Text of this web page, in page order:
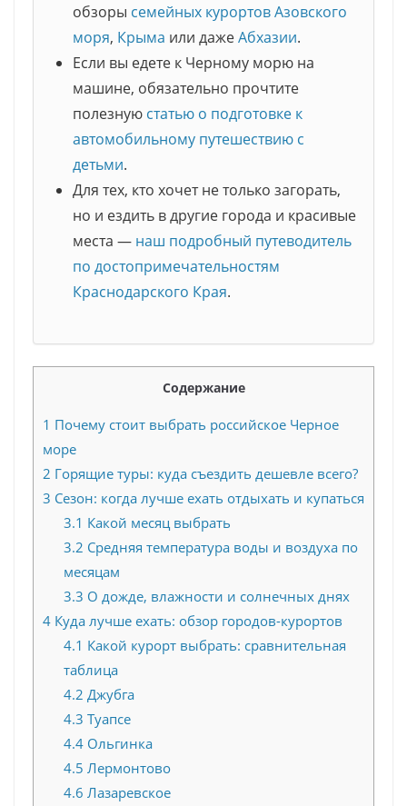
обзоры семейных курортов Азовского
моря, Крыма или дажеАбхазии.
Если вы едете к Черному морю на
машине, обязательно прочтите
полезную статью о подготовке к
автомобильному путешествию с
детьми.
Для тех, кто хочет не только загорать,
но и ездить в другие города и красивые
места — наш подробный путеводитель
по достопримечательностям
Краснодарского Края.
Содержание
1 Почему стоит выбрать российское Черное
море
2 Горящие туры: куда съездить дешевле всего?
3 Сезон: когда лучше ехать отдыхать и купаться
3.1 Какой месяц выбрать
3.2 Средняя температура воды и воздуха по
месяцам
3.3 О дожде, влажности и солнечных днях
4 Куда лучше ехать: обзор городов-курортов
4.1 Какой курорт выбрать: сравнительная
таблица
4.2 Джубга
4.3 Туапсе
4.4Ольгинка
4.5 Лермонтово
4.6 Лазаревское